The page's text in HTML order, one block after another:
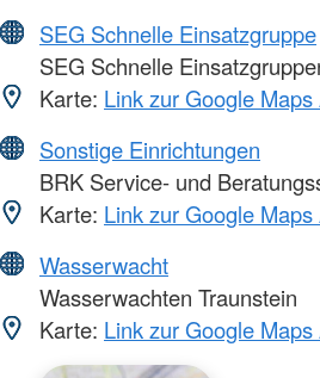
SEG Schnelle Einsatzgruppe
SEG Schnelle
Karte: Link zur Google
Sonstige Einrichtungen
BRK Service- und
Karte: Link zur Google
Wasserwacht
Wasserwachten Traunstein
Karte: Link zur Google